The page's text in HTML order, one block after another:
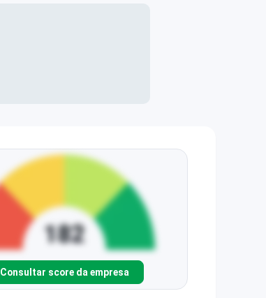
Consultar score da empresa